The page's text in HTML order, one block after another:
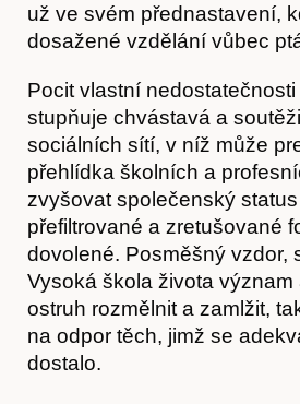
Akce
už ve svém přednastavení,
dosažené vzdělání vůbec
Pocit vlastní
stupňuje chvástavá a
sociálních sítí, v níž může
přehlídka školních a
zvyšovat společenský
přefiltrované a zretušované
dovolené. Posměšný vzdor,
Vysoká škola života
ostruh rozmělnit a zamlžit,
na odpor těch, jimž se
dostalo.